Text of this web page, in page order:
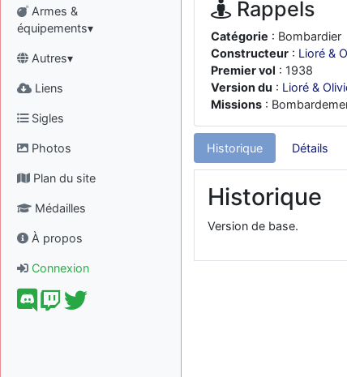
Armes &
équipements▾
Autres▾
Liens
Sigles
Photos
Plan du site
Médailles
À propos
Connexion
Rappels
Catégorie : Bombardier
Constructeur : Lioré &
Premier vol : 1938
Version du : Lioré &
Missions :
Historique Détails
Historique
Version de base.